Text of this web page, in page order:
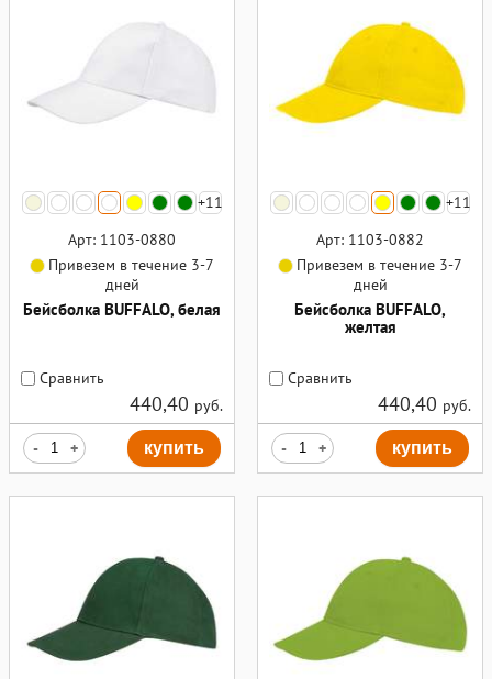
+11
Арт: 1103-0880
Привезем в течение 3-7
дней
Бейсболка BUFFALO, белая
Сравнить
440,40 руб.
- + купить
+11
Арт: 1103-0882
Привезем в течение 3-7
дней
Бейсболка BUFFALO,
желтая
Сравнить
440,40 руб.
- + купить